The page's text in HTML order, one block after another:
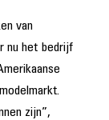
van
nu het bedrijf
zijn”,